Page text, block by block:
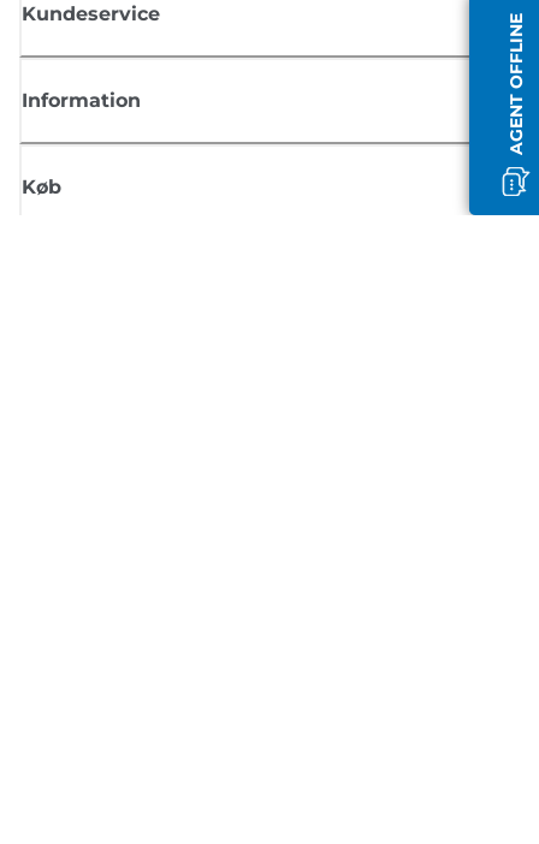
AGENT OFFLINE
Kundeservice
Information
Køb